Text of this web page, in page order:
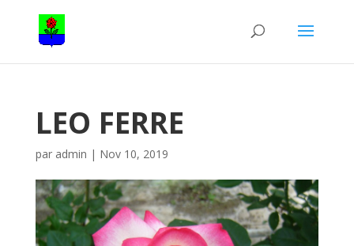
LEO FERRE
par admin | Nov 10, 2019